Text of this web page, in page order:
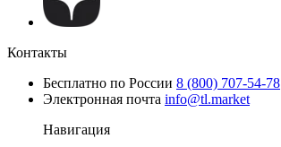
Контакты
Бесплатно по России 8 (800) 707-54-78
Электронная почта info@tl.market
Навигация